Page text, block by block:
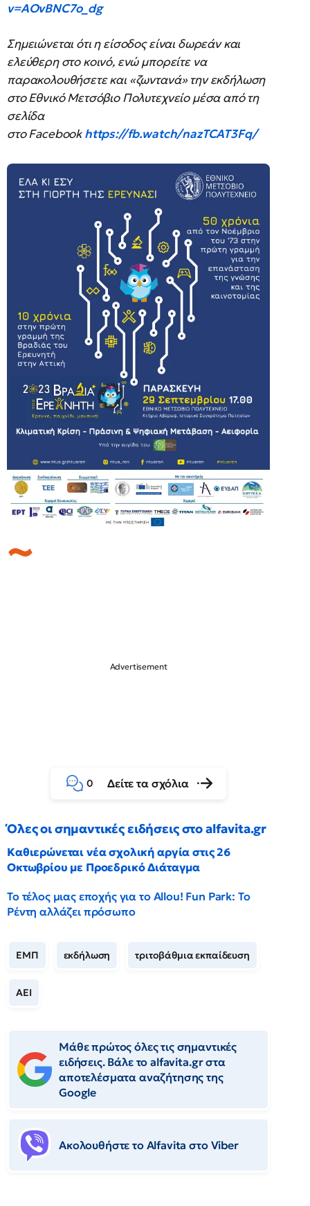
v=AOvBNC7o_dg
Σημειώνεται ότι η είσοδος είναι δωρεάν και
ελεύθερη στο κοινό, ενώ μπορείτε να
παρακολουθήσετε και «ζωντανά» την εκδήλωση
στο Εθνικό Μετσόβιο Πολυτεχνείο μέσα από τη
σελίδα
στο Facebookhttps://fb.watch/nazTCAT3Fq/
0 Δείτε τα σχόλια
Όλες οι σημαντικές ειδήσεις στο alfavita.gr
Καθιερώνεται νέα σχολική αργία στις 26
Οκτωβρίου με Προεδρικό Διάταγμα
Το τέλος μιας εποχής για το Allou! Fun Park: Το
Ρέντη αλλάζει πρόσωπο
ΕΜΠ εκδήλωση τριτοβάθμια εκπαίδευση
ΑΕΙ
Μάθε πρώτος όλες τις σημαντικές
ειδήσεις. Βάλε το alfavita.gr στα
αποτελέσματα αναζήτησης της
Google
Ακολουθήστε το Αlfavita στο Viber